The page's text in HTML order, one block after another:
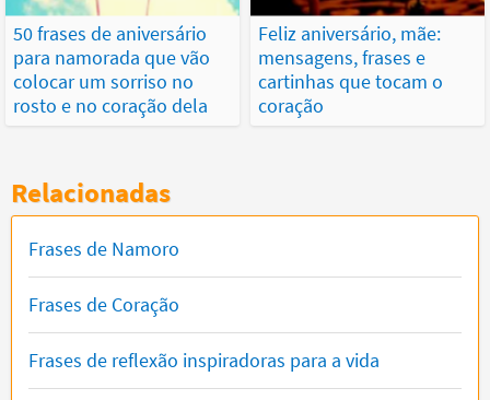
50 frases de aniversário
para namorada que vão
colocar um sorriso no
rosto e no coração dela
Feliz aniversário, mãe:
mensagens, frases e
cartinhas que tocam o
coração
Relacionadas
Frases de Namoro
Frases de Coração
Frases de reflexão inspiradoras para a vida